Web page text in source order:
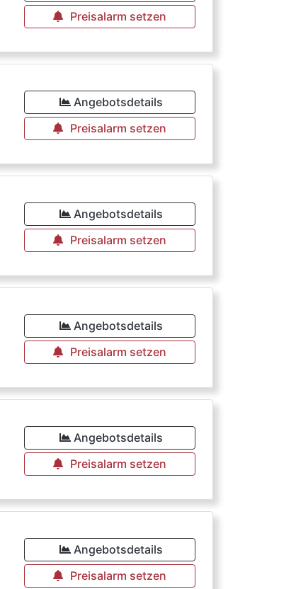
Preisalarm setzen
Angebotsdetails
Preisalarm setzen
Angebotsdetails
Preisalarm setzen
Angebotsdetails
Preisalarm setzen
Angebotsdetails
Preisalarm setzen
Angebotsdetails
Preisalarm setzen